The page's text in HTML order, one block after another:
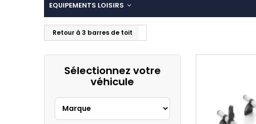
EQUIPEMENTS LOISIRS
Retour à 3 barres de toit
Sélectionnez votre
véhicule